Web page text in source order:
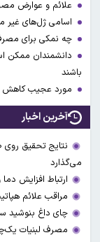
علائم و عوارض
اسامی ژل‌های غیر
چه نمکی برای
دانشمندان ممکن
باشند
مورد عجیب کاهش
آخرین اخبار
می‌گذارد
ارتباط افزایش
مراقب علائم
چای داغ بنوشید
مصرف لبنیات